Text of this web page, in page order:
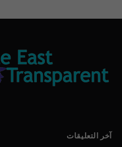
آخر التعليقات